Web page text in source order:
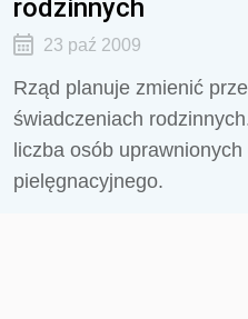
rodzinnych
23 paź 2009
Rząd planuje zmienić
świadczeniach
liczba osób
pielęgnacyjnego.